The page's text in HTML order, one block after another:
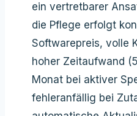
ein vertretbarer
die Pflege erfolgt
Softwarepreis, volle
hoher Zeitaufwand
Monat bei aktiver
fehleranfällig bei